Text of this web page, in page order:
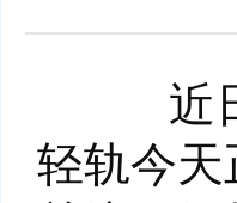
近日
轻轨今天